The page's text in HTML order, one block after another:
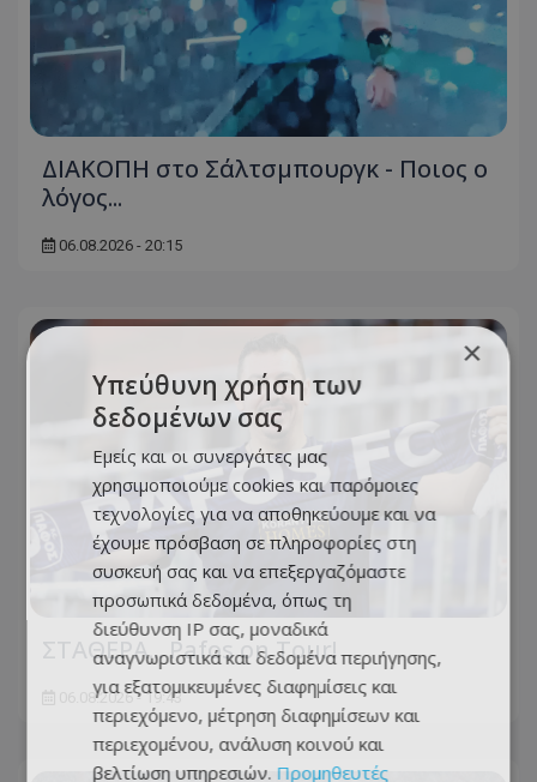
ΔΙΑΚΟΠΗ στο Σάλτσμπουργκ - Ποιος ο
λόγος...
06.08.2026 - 20:15
ΣΤΑΘΕΡΑ... Pafos on Tour!
06.08.2026 - 19:43
×
Υπεύθυνη χρήση των
δεδομένων σας
Εμείς και οι συνεργάτες μας
χρησιμοποιούμε cookies και παρόμοιες
τεχνολογίες για να αποθηκεύουμε και να
έχουμε πρόσβαση σε πληροφορίες στη
συσκευή σας και να επεξεργαζόμαστε
προσωπικά δεδομένα, όπως τη
διεύθυνση IP σας, μοναδικά
αναγνωριστικά και δεδομένα περιήγησης,
για εξατομικευμένες διαφημίσεις και
περιεχόμενο, μέτρηση διαφημίσεων και
περιεχομένου, ανάλυση κοινού και
βελτίωση υπηρεσιών. Προμηθευτές